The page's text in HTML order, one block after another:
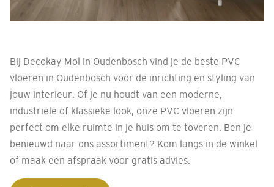
Bij Decokay Mol in Oudenbosch vind je de beste PVC
vloeren in Oudenbosch voor de inrichting en styling van
jouw interieur. Of je nu houdt van een moderne,
industriële of klassieke look, onze PVC vloeren zijn
perfect om elke ruimte in je huis om te toveren. Ben je
benieuwd naar ons assortiment? Kom langs in de winkel
of maak een afspraak voor gratis advies.